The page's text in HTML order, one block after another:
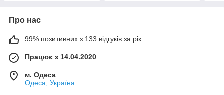
Про нас
99% позитивних з 133 відгуків за рік
Працює з 14.04.2020
м. Одеса
Одеса, Україна